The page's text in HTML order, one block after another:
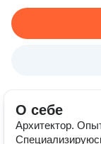
О себе
Архитектор.